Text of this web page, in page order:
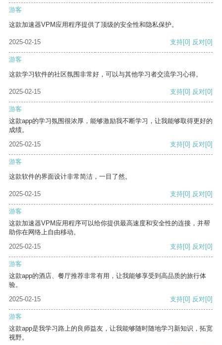
游客
这款加速器VPM应用程序提供了顶级的安全性和隐私保护。
2025-02-15 支持[0] 反对[0]
游客
这款学习软件的社区氛围非常好，可以与其他学习者交流学习心得。
2025-02-15 支持[0] 反对[0]
游客
这款app的学习氛围很浓厚，能够激励我不断学习，让我能够取得更好的
成绩。
2025-02-15
支持[0] 反对[0]
游客
这款软件的界面设计非常简洁，一目了然。
2025-02-15 支持[0] 反对[0]
游客
这款加速器VPM应用程序可以给你提供最高速度和安全性的连接，并帮
助你在网络上自由移动。
2025-02-15
支持[0] 反对[0]
游客
这款app的酒店、餐厅推荐非常有用，让我能够享受到高品质的旅行体
验。
2025-02-15
支持[0] 反对[0]
游客
这款app是我学习路上的良师益友，让我能够随时随地学习新知识，拓宽
视野。